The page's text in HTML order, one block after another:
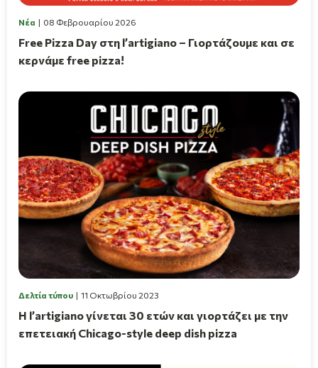
Νέα 08 Φεβρουαρίου 2026
Free Pizza Day στη l’artigiano – Γιορτάζουμε και σε
κερνάμε free pizza!
Δελτία τύπου 11 Οκτωβρίου 2023
Η l’artigiano γίνεται 30 ετών και γιορτάζει με την
επετειακή Chicago-style deep dish pizza